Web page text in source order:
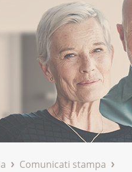
Comunicati stampa